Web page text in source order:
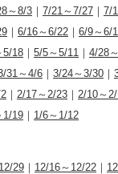
～8/3 ｜ 7/21～7/27 ｜ 7/
｜ 6/16～6/22 ｜ 6/9～6/
5/18 ｜ 5/5～5/11 ｜ 4/28
31～4/6 ｜ 3/24～3/30 ｜
｜ 2/17～2/23 ｜ 2/10～
1/19 ｜ 1/6～1/12
29 ｜ 12/16～12/22 ｜